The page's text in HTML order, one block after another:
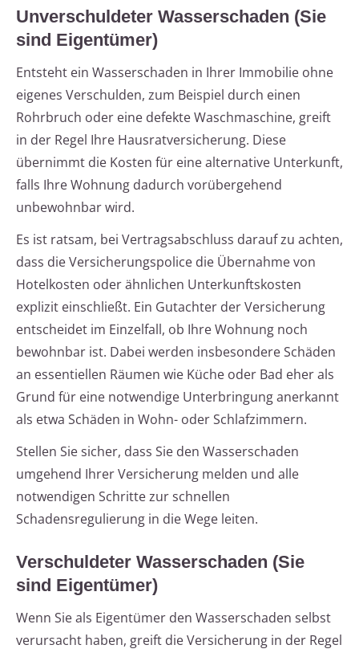
Unverschuldeter Wasserschaden (Sie
sind Eigentümer)
Entsteht ein Wasserschaden in Ihrer Immobilie ohne
eigenes Verschulden, zum Beispiel durch einen
Rohrbruch oder eine defekte Waschmaschine, greift
in der Regel Ihre Hausratversicherung. Diese
übernimmt die Kosten für eine alternative Unterkunft,
falls Ihre Wohnung dadurch vorübergehend
unbewohnbar wird.
Es ist ratsam, bei Vertragsabschluss darauf zu achten,
dass die Versicherungspolice die Übernahme von
Hotelkosten oder ähnlichen Unterkunftskosten
explizit einschließt. Ein Gutachter der Versicherung
entscheidet im Einzelfall, ob Ihre Wohnung noch
bewohnbar ist. Dabei werden insbesondere Schäden
an essentiellen Räumen wie Küche oder Bad eher als
Grund für eine notwendige Unterbringung anerkannt
als etwa Schäden in Wohn- oder Schlafzimmern.
Stellen Sie sicher, dass Sie den Wasserschaden
umgehend Ihrer Versicherung melden und alle
notwendigen Schritte zur schnellen
Schadensregulierung in die Wege leiten.
Verschuldeter Wasserschaden (Sie
sind Eigentümer)
Wenn Sie als Eigentümer den Wasserschaden selbst
verursacht haben, greift die Versicherung in der Regel